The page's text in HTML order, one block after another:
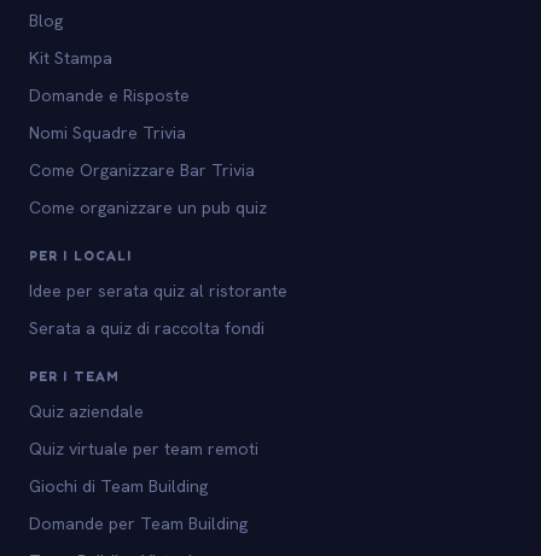
Blog
Kit Stampa
Domande e Risposte
Nomi Squadre Trivia
Come Organizzare Bar Trivia
Come organizzare un pub quiz
PER I LOCALI
Idee per serata quiz al ristorante
Serata a quiz di raccolta fondi
PER I TEAM
Quiz aziendale
Quiz virtuale per team remoti
Giochi di Team Building
Domande per Team Building